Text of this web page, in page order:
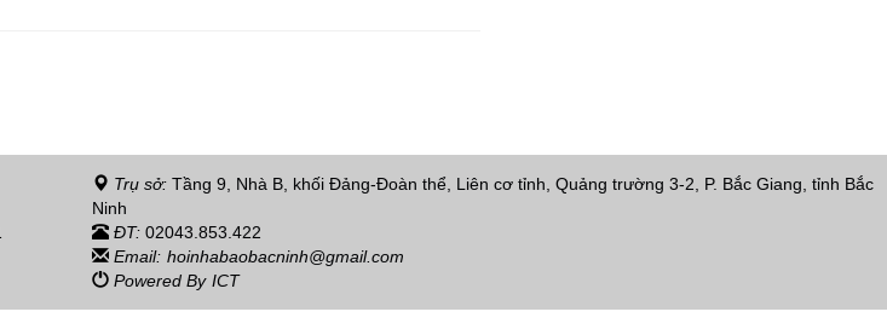
Trụ sở: Tầng 9, Nhà B, khối Đảng-Đoàn thể, Liên cơ tỉnh, Quảng trường 3-2, P. Bắc Giang, tỉnh Bắc
Ninh
ĐT: 02043.853.422
Email: hoinhabaobacninh@gmail.com
Powered By ICT